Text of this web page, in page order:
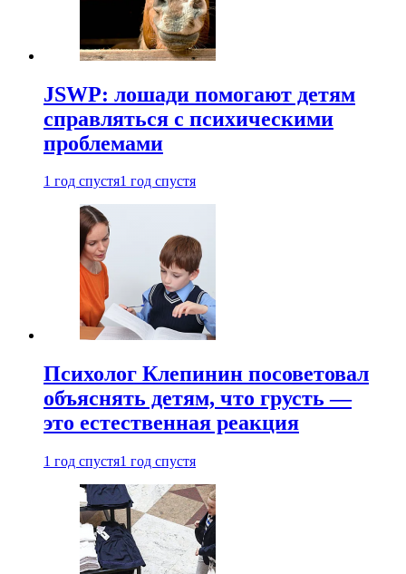
JSWP: лошади помогают детям
справляться с психическими
проблемами
1 год спустя1 год спустя
Психолог Клепинин посоветовал
объяснять детям, что грусть —
это естественная реакция
1 год спустя1 год спустя